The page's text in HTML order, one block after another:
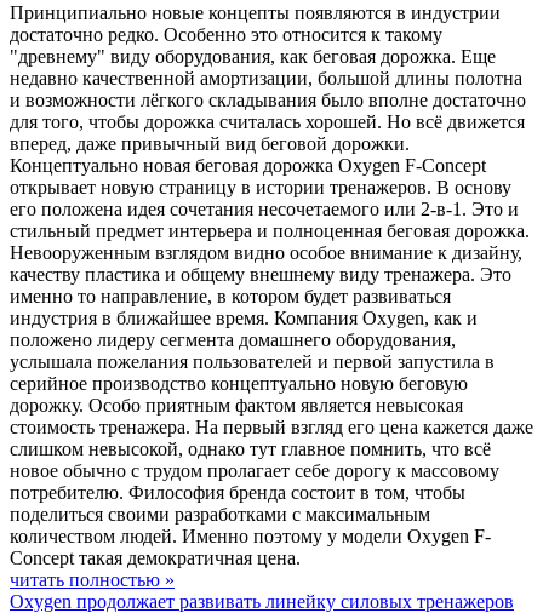
Принципиально новые концепты появляются в индустрии
достаточно редко. Особенно это относится к такому
"древнему" виду оборудования, как беговая дорожка. Еще
недавно качественной амортизации, большой длины полотна
и возможности лёгкого складывания было вполне достаточно
для того, чтобы дорожка считалась хорошей. Но всё движется
вперед, даже привычный вид беговой дорожки.
Концептуально новая беговая дорожка Oxygen F-Concept
открывает новую страницу в истории тренажеров. В основу
его положена идея сочетания несочетаемого или 2-в-1. Это и
стильный предмет интерьера и полноценная беговая дорожка.
Невооруженным взглядом видно особое внимание к дизайну,
качеству пластика и общему внешнему виду тренажера. Это
именно то направление, в котором будет развиваться
индустрия в ближайшее время. Компания Oxygen, как и
положено лидеру сегмента домашнего оборудования,
услышала пожелания пользователей и первой запустила в
серийное производство концептуально новую беговую
дорожку. Особо приятным фактом является невысокая
стоимость тренажера. На первый взгляд его цена кажется даже
слишком невысокой, однако тут главное помнить, что всё
новое обычно с трудом пролагает себе дорогу к массовому
потребителю. Философия бренда состоит в том, чтобы
поделиться своими разработками с максимальным
количеством людей. Именно поэтому у модели Oxygen F-
Concept такая демократичная цена.
читать полностью »
Oxygen продолжает развивать линейку силовых тренажеров